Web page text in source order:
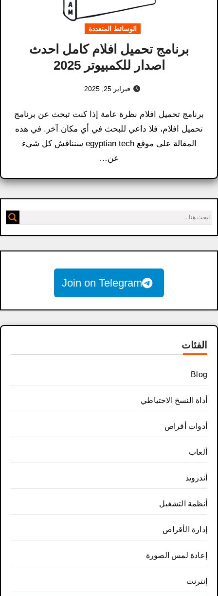
الوسائط المتعددة
برنامج تحميل افلام​ كامل احدث
اصدار للكمبيوتر 2025
فبراير 25, 2025
برنامج تحميل افلام​ نظرة عامة إذا كنت تبحث عن برنامج
تحميل افلام​، فلا داعي للبحث في أي مكان آخر. في هذه
المقالة على موقع egyptian tech سنناقش كل شيء
عن…
Join on Telegram
الفئات
Blog
أداة النسخ الاحتياطي
أدوات أقراص
ألعاب
أندرويد
أنظمة التشغيل
إدارة الأقراص
إعادة لمس الصورة
إنترنت